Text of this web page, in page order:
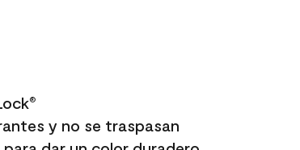
®
y no se traspasan